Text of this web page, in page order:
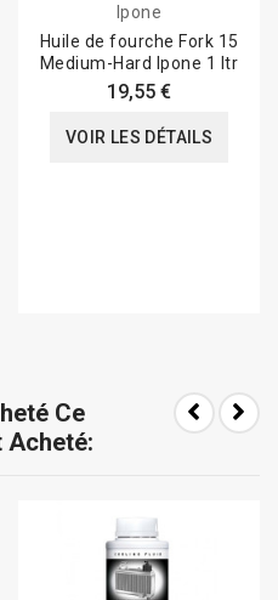
Ipone
Huile de fourche Fork 15
Medium-Hard Ipone 1 ltr
19,55 €
VOIR LES DÉTAILS
Ce
Acheté: